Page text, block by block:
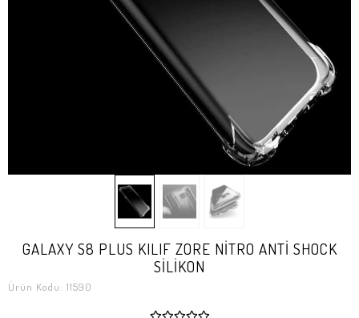
GALAXY S8 PLUS KILIF ZORE NİTRO ANTİ SHOCK
SİLİKON
Ürün Kodu: 11590